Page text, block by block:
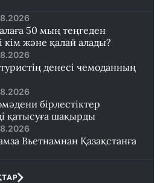
50 мың теңгеден
кім және қалай алады?
денесі чемоданның
бірлестіктер
қатысуға шақырды
Вьетнамнан Қазақстанға